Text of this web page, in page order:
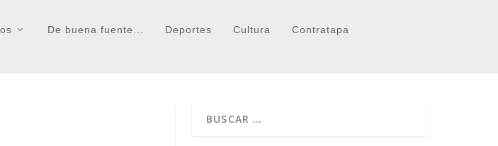
De buena fuente... Deportes Cultura Contratapa